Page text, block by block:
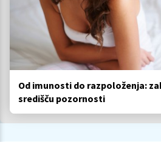
Od imunosti do razpoloženja:
središču pozornosti